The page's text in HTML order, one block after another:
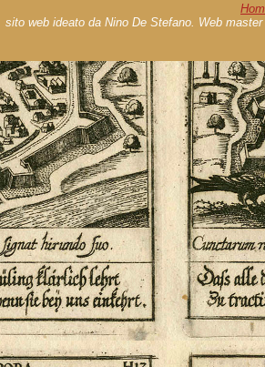
sito web ideato da Nino De Stefano. Web